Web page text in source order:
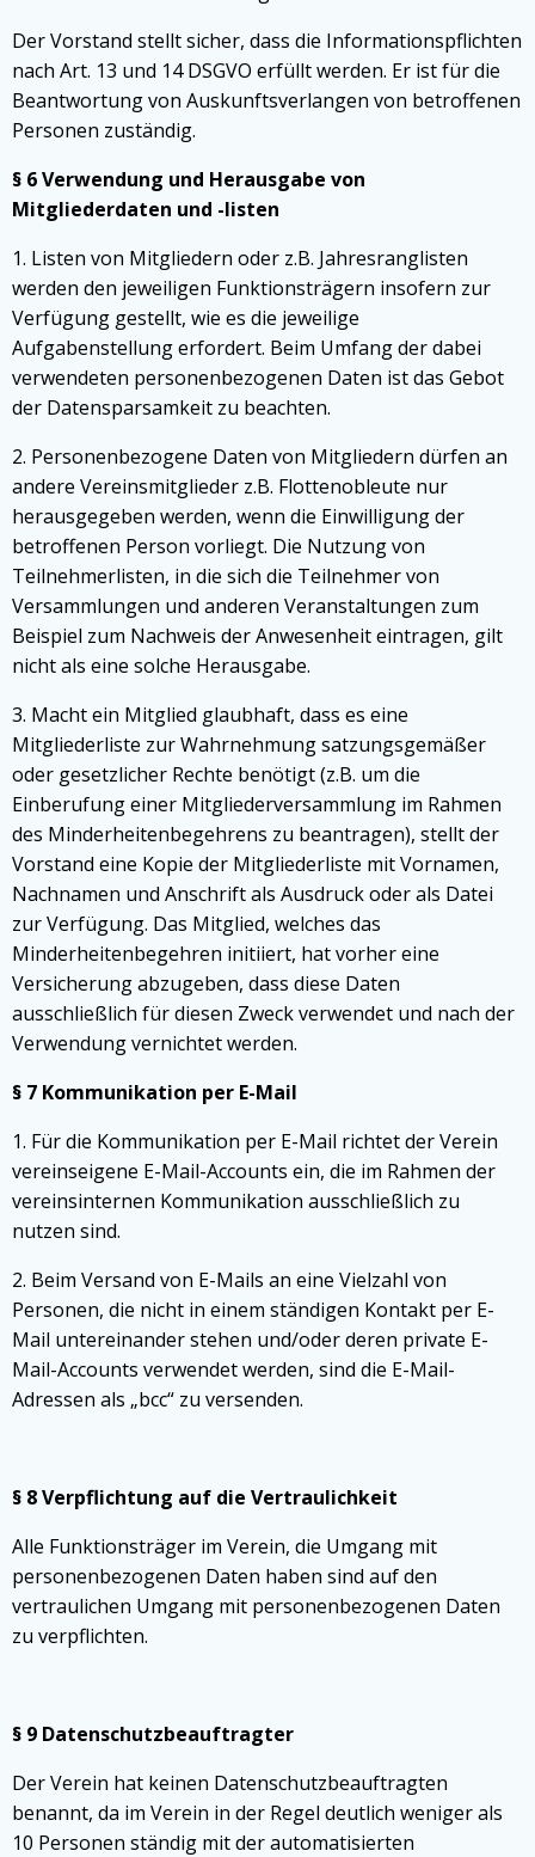
Der Vorstand stellt sicher, dass die Informationspflichten
nach Art. 13 und 14 DSGVO erfüllt werden. Er ist für die
Beantwortung von Auskunftsverlangen von betroffenen
Personen zuständig.
§ 6 Verwendung und Herausgabe von
Mitgliederdaten und -listen
1. Listen von Mitgliedern oder z.B. Jahresranglisten
werden den jeweiligen Funktionsträgern insofern zur
Verfügung gestellt, wie es die jeweilige
Aufgabenstellung erfordert. Beim Umfang der dabei
verwendeten personenbezogenen Daten ist das Gebot
der Datensparsamkeit zu beachten.
2. Personenbezogene Daten von Mitgliedern dürfen an
andere Vereinsmitglieder z.B. Flottenobleute nur
herausgegeben werden, wenn die Einwilligung der
betroffenen Person vorliegt. Die Nutzung von
Teilnehmerlisten, in die sich die Teilnehmer von
Versammlungen und anderen Veranstaltungen zum
Beispiel zum Nachweis der Anwesenheit eintragen, gilt
nicht als eine solche Herausgabe.
3. Macht ein Mitglied glaubhaft, dass es eine
Mitgliederliste zur Wahrnehmung satzungsgemäßer
oder gesetzlicher Rechte benötigt (z.B. um die
Einberufung einer Mitgliederversammlung im Rahmen
des Minderheitenbegehrens zu beantragen), stellt der
Vorstand eine Kopie der Mitgliederliste mit Vornamen,
Nachnamen und Anschrift als Ausdruck oder als Datei
zur Verfügung. Das Mitglied, welches das
Minderheitenbegehren initiiert, hat vorher eine
Versicherung abzugeben, dass diese Daten
ausschließlich für diesen Zweck verwendet und nach der
Verwendung vernichtet werden.
§ 7 Kommunikation per E-Mail
1. Für die Kommunikation per E-Mail richtet der Verein
vereinseigene E-Mail-Accounts ein, die im Rahmen der
vereinsinternen Kommunikation ausschließlich zu
nutzen sind.
2. Beim Versand von E-Mails an eine Vielzahl von
Personen, die nicht in einem ständigen Kontakt per E-
Mail untereinander stehen und/oder deren private E-
Mail-Accounts verwendet werden, sind die E-Mail-
Adressen als „bcc“ zu versenden.
§ 8 Verpflichtung auf die Vertraulichkeit
Alle Funktionsträger im Verein, die Umgang mit
personenbezogenen Daten haben sind auf den
vertraulichen Umgang mit personenbezogenen Daten
zu verpflichten.
§ 9 Datenschutzbeauftragter
Der Verein hat keinen Datenschutzbeauftragten
benannt, da im Verein in der Regel deutlich weniger als
10 Personen ständig mit der automatisierten